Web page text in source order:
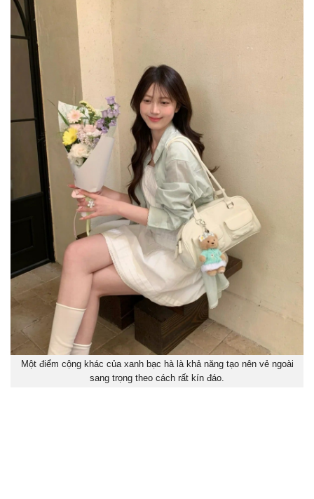
Một điểm cộng khác của xanh bạc hà là khả năng tạo nên vẻ ngoài
sang trọng theo cách rất kín đáo.